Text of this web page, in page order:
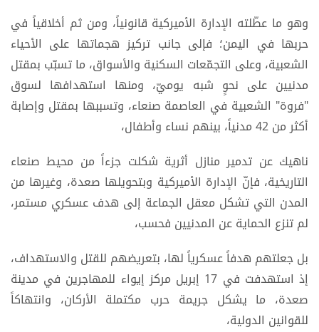
وهو ما عطّلته الإدارة الأميركية قانونياً، ومن ثم أخلاقياً في
حربها في اليمن؛ فإلى جانب تركيز هجماتها على الأحياء
الشعبية، وعلى التجمّعات السكنية والأسواق، ما تسبّب بمقتل
مدنيين على نحوٍ شبه يوميّ، ومنها استهدافها لسوق
"فروة" الشعبية في العاصمة صنعاء، وتسببها بمقتل وإصابة
أكثر من 42 مدنياً، بينهم نساء وأطفال،
ناهيك عن تدمير منازل أثرية شكلت جزءاً من محيط صنعاء
التاريخية، فإنّ الإدارة الأميركية وبتحويلها صعدة، وغيرها من
المدن التي تشكل معقل الجماعة إلى هدف عسكري مستمر،
لم تنزع الحماية عن المدنيين فحسب،
بل جعلتهم هدفاً عسكرياً لها، بتعريضهم للقتل والاستهداف،
إذ استهدفت في 17 إبريل مركز إيواء للمهاجرين في مدينة
صعدة، ما يشكل جريمة حرب مكتملة الأركان، وانتهاكاً
للقوانين الدولية،